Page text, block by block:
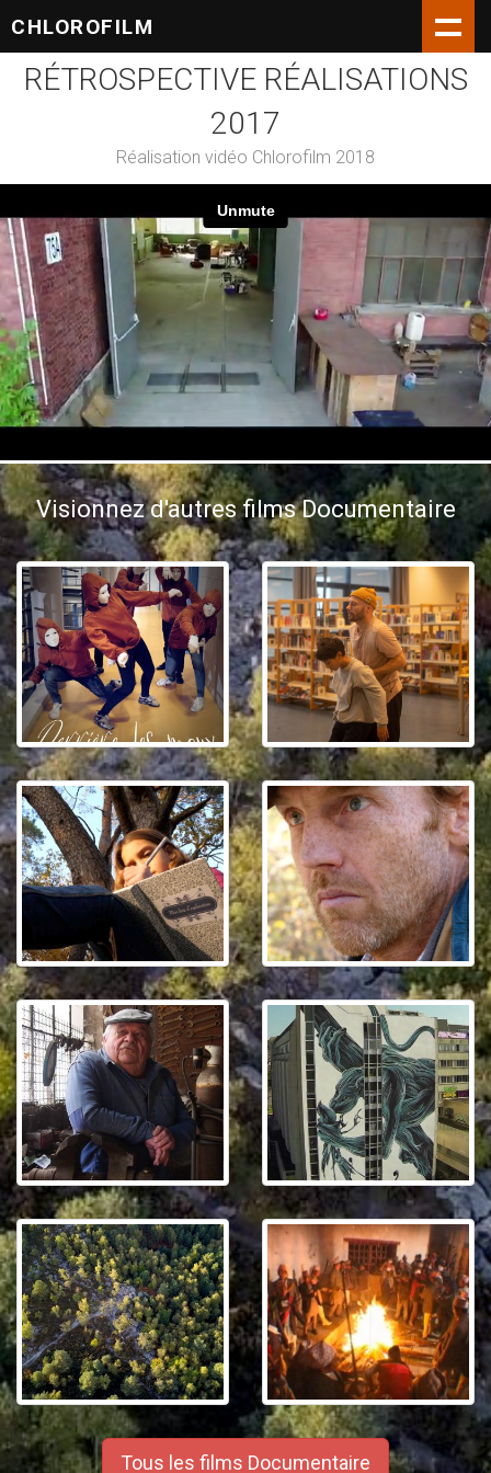
CHLOROFILM
RÉTROSPECTIVE RÉALISATIONS
2017
Réalisation vidéo Chlorofilm 2018
Visionnez d'autres films Documentaire
Tous les films Documentaire